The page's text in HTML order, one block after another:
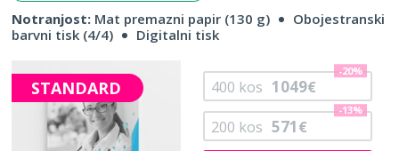
Notranjost: Mat premazni papir (130 g)
Obojestranski
barvni tisk (4/4)
Digitalni tisk
STANDARD
200 kos 571€
-13%
400 kos 1049€
-20%